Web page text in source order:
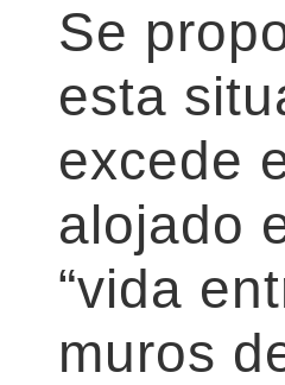
Se
esta
excede
alojado
“vida
muros